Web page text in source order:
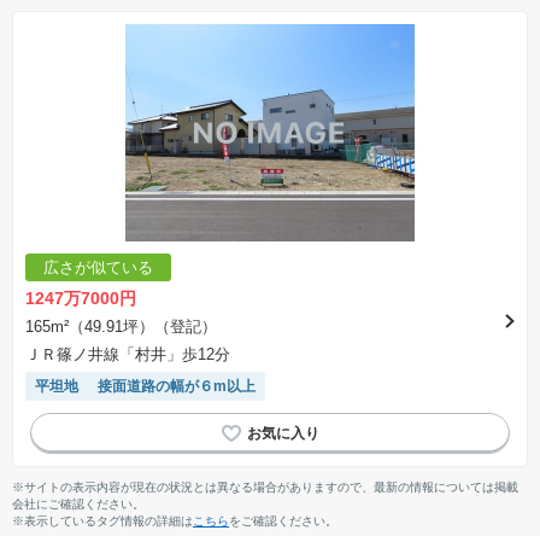
広さが似ている
1247万7000円
165m²（49.91坪）（登記）
ＪＲ篠ノ井線「村井」歩12分
平坦地 接面道路の幅が６m以上
※サイトの表示内容が現在の状況とは異なる場合がありますので、最新の情報については掲載
会社にご確認ください。
※表示しているタグ情報の詳細は こちらをご確認ください。